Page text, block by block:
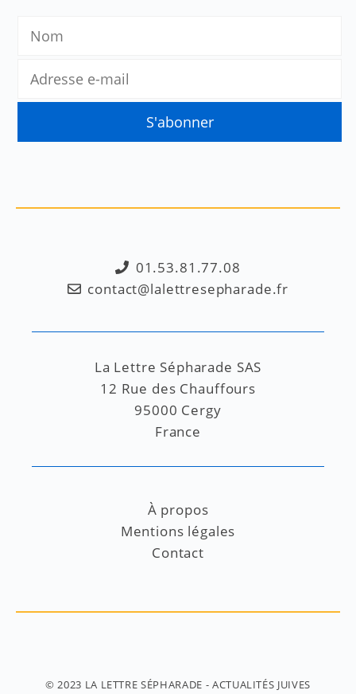
01.53.81.77.08
contact@lalettresepharade.fr
La Lettre Sépharade SAS
12 Rue des Chauffours
95000 Cergy
France
À propos
Mentions légales
Contact
© 2023 LA LETTRE SÉPHARADE - ACTUALITÉS JUIVES